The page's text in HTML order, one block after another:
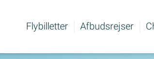
Flybilletter Afbudsrejser